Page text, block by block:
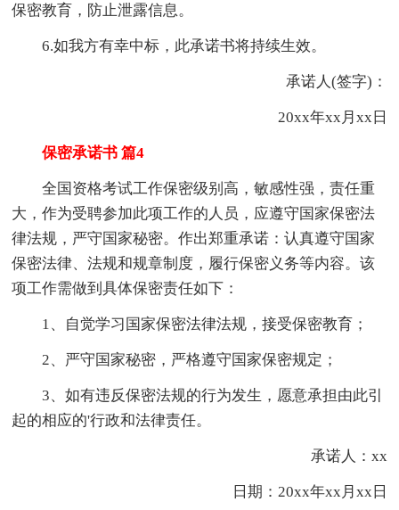
保密教育，防止泄露信息。
6.如我方有幸中标，此承诺书将持续生效。
承诺人(签字)：
20xx年xx月xx日
保密承诺书 篇4
全国资格考试工作保密级别高，敏感性强，责任重
大，作为受聘参加此项工作的人员，应遵守国家保密法
律法规，严守国家秘密。作出郑重承诺：认真遵守国家
保密法律、法规和规章制度，履行保密义务等内容。该
项工作需做到具体保密责任如下：
1、自觉学习国家保密法律法规，接受保密教育；
2、严守国家秘密，严格遵守国家保密规定；
3、如有违反保密法规的行为发生，愿意承担由此引
起的相应的'行政和法律责任。
承诺人：xx
日期：20xx年xx月xx日